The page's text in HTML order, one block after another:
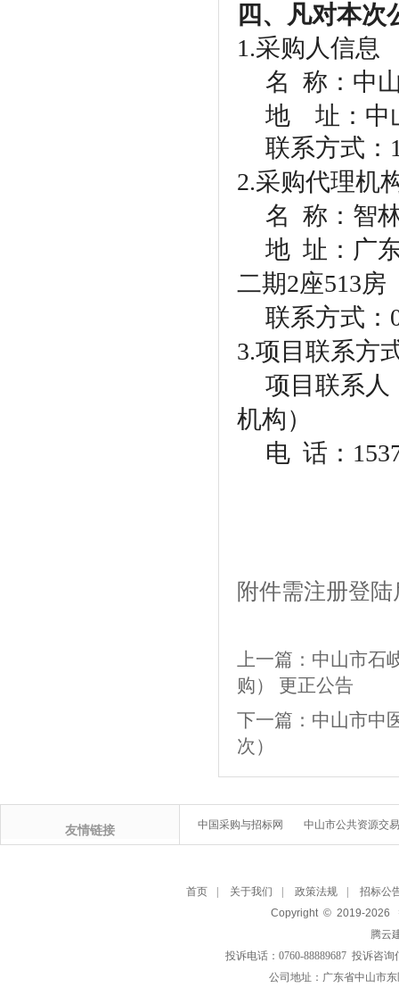
四、凡对本次
1.采购人信息
名 称：中
地
址：中
联系方式：
2.采购代理机
名 称：智
地 址：广
二期2座513房
联系方式：
3.项目联系方
项目联系人
机构）
电 话：
附件需注册登
上一篇： 中山市石
购） 更正公告
下一篇： 中山市中
次）
友情链接 中国采购与招标网 中山市公共资源交
首页 关于我们 政策法规
招标公
Copyright © 2019-2026
腾云
投诉电话：0760-88889687 投诉咨
公司地址：广东省中山市